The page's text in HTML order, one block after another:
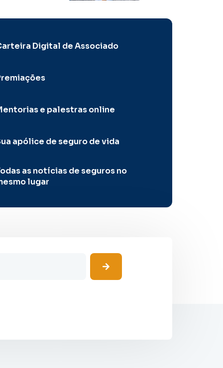
Digital de Associado
e palestras online
apólice de seguro de vida
as notícias de seguros no
lugar